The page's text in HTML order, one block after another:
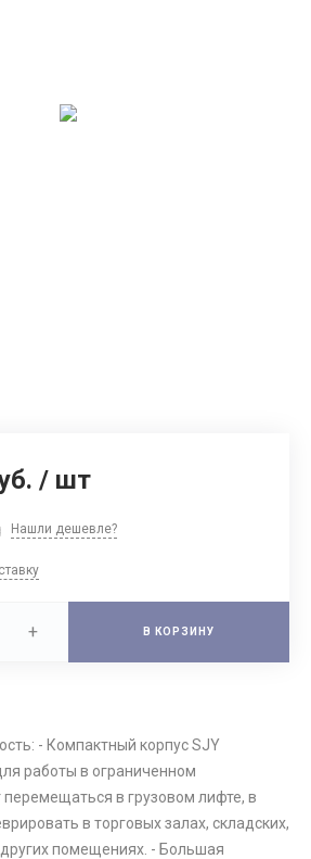
/ шт
Нашли дешевле?
+ В КОРЗИНУ
- Компактный корпус SJY
работы в ограниченном
в грузовом лифте, в
в торговых залах, складских,
помещениях. - Большая